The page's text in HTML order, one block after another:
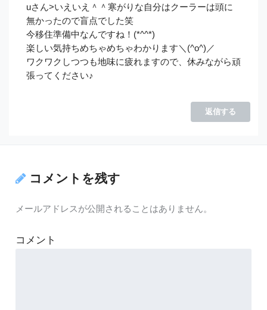
uさん>いえいえ＾＾寒がりな自分はクーラーは頭に
無かったので盲点でした笑
今移住準備中なんですね！(*^^*)
楽しい気持ちめちゃめちゃわかります＼(^o^)／
ワクワクしつつも地味に疲れますので、休みながら頑
張ってください♪
返信する
コメントを残す
メールアドレスが公開されることはありません。
コメント